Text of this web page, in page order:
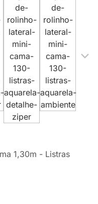
1,30m - Listras